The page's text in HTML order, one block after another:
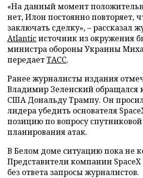
«На данный момент
нет, Илон постоянно повторяет,
заключать сделку», – рассказал
Atlanticисточник из окружения
министра обороны Украины
передаетТАСС.
Ранее журналисты издания
Владимир Зеленский обращался
США Дональду Трампу. Он
лидера убедить основателя
позицию по вопросу спутниковой
планирования атак.
В Белом доме ситуацию пока не
Представители компании
без ответа запросы журналистов.